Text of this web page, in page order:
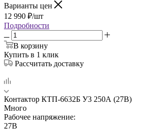
Варианты цен
12 990 ₽/шт
Подробности
В корзину
Купить в 1 клик
Рассчитать доставку
Контактор КТП-6632Б У3 250А (27В)
Много
Рабочее напряжение:
27В